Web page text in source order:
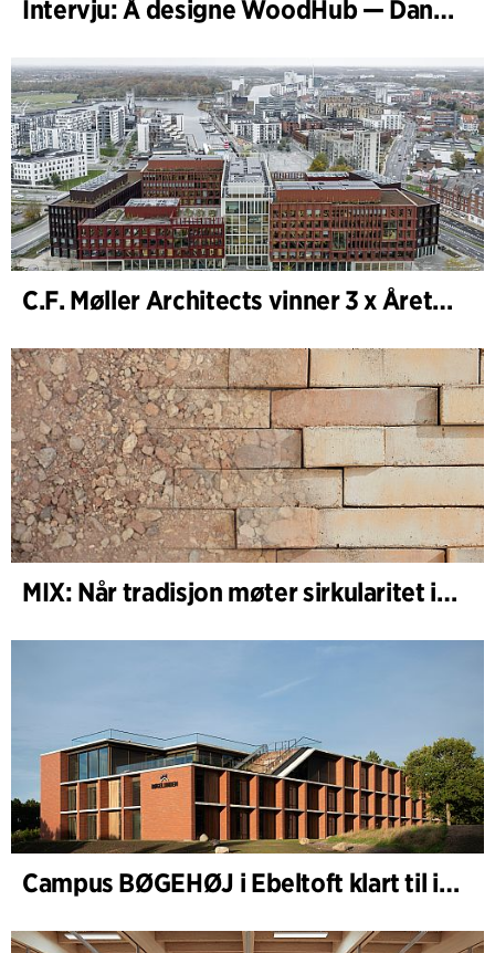
Intervju: Å designe WoodHub — Danmarks største trebygg
C.F. Møller Architects vinner 3 x Årets Bygg 2025
MIX: Når tradisjon møter sirkularitet i arkitekturen
Campus BØGEHØJ i Ebeltoft klart til innvielse: Unik trebygning ferdigstilt